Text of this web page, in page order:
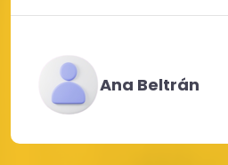
Ana Beltrán